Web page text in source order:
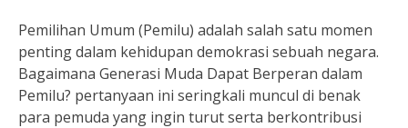
Pemilihan Umum (Pemilu) adalah salah satu momen
penting dalam kehidupan demokrasi sebuah negara.
Bagaimana Generasi Muda Dapat Berperan dalam
Pemilu? pertanyaan ini seringkali muncul di benak
para pemuda yang ingin turut serta berkontribusi